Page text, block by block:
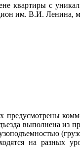
квартиры с
им. В.И. Ленина,
выполнена
на разных